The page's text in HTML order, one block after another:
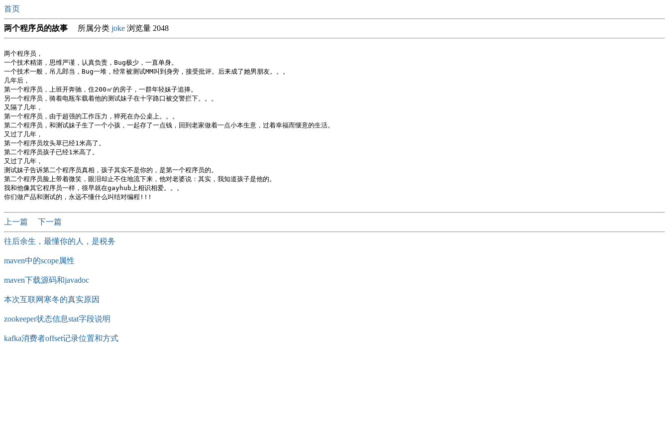
首页
两个程序员的故事 所属分类 joke 浏览量 2048
两个程序员，
一个技术精湛，思维严谨，认真负责，Bug极少，一直单身。
一个技术一般，吊儿郎当，Bug一堆，经常被测试MM叫到身旁，接受批评。后来成了她男朋友。。。
几年后，
第一个程序员，上班开奔驰，住200㎡的房子，一群年轻妹子追捧。
另一个程序员，骑着电瓶车载着他的测试妹子在十字路口被交警拦下。。。
又隔了几年，
第一个程序员，由于超强的工作压力，猝死在办公桌上。。。
第二个程序员，和测试妹子生了一个小孩，一起存了一点钱，回到老家做着一点小本生意，过着幸福而惬意的生活。
又过了几年，
第一个程序员坟头草已经1米高了。
第二个程序员孩子已经1米高了。
又过了几年，
测试妹子告诉第二个程序员真相，孩子其实不是你的，是第一个程序员的。
第二个程序员脸上带着微笑，眼泪却止不住地流下来，他对老婆说：其实，我知道孩子是他的。
我和他像其它程序员一样，很早就在gayhub上相识相爱。。。
上一篇 下一篇
往后余生，最懂你的人，是税务
maven中的scope属性
maven下载源码和javadoc
本次互联网寒冬的真实原因
zookeeper状态信息stat字段说明
kafka消费者offset记录位置和方式